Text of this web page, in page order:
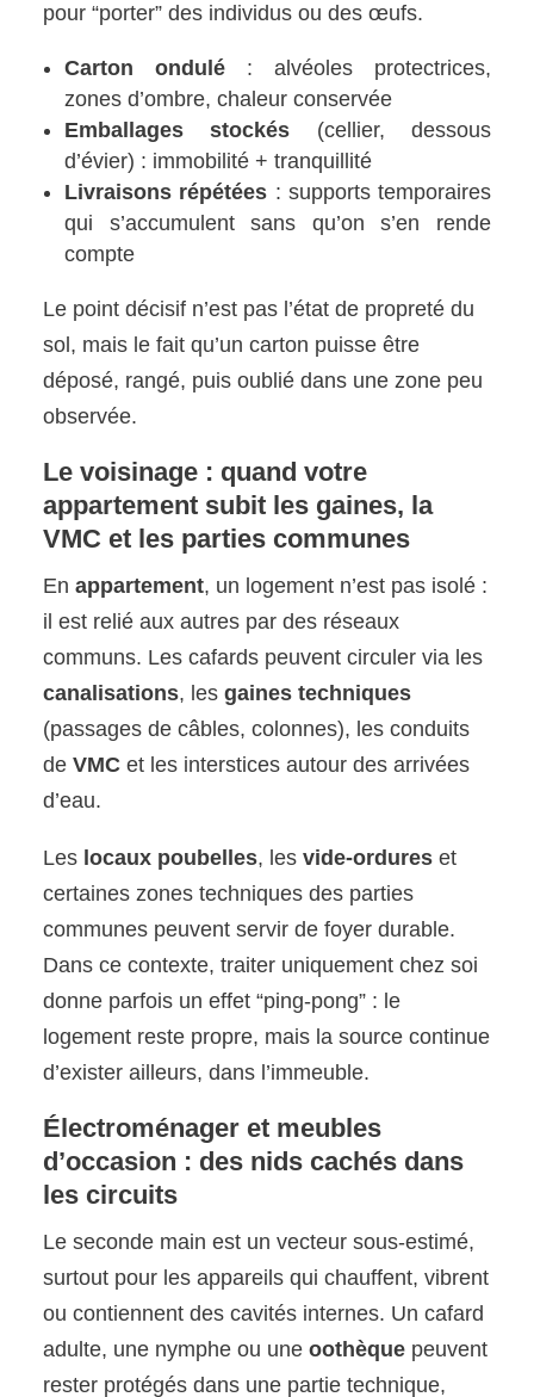
pour “porter” des individus ou des œufs.
Carton ondulé: alvéoles protectrices,
zones d’ombre, chaleur conservée
Emballages stockés (cellier, dessous
d’évier) : immobilité + tranquillité
Livraisons répétées : supports temporaires
qui s’accumulent sans qu’on s’en rende
compte
Le point décisif n’est pas l’état de propreté du
sol, mais le fait qu’un carton puisse être
déposé, rangé, puis oublié dans une zone peu
observée.
Le voisinage : quand votre
appartement subit les gaines, la
VMC et les parties communes
En appartement, un logement n’est pas isolé :
il est relié aux autres par des réseaux
communs. Les cafards peuvent circuler via les
canalisations, les gaines techniques
(passages de câbles, colonnes), les conduits
de VMCet les interstices autour des arrivées
d’eau.
Les locaux poubelles, les vide-ordureset
certaines zones techniques des parties
communes peuvent servir de foyer durable.
Dans ce contexte, traiter uniquement chez soi
donne parfois un effet “ping-pong” : le
logement reste propre, mais la source continue
d’exister ailleurs, dans l’immeuble.
Électroménager et meubles
d’occasion : des nids cachés dans
les circuits
Le seconde main est un vecteur sous-estimé,
surtout pour les appareils qui chauffent, vibrent
ou contiennent des cavités internes. Un cafard
adulte, une nymphe ou une oothèquepeuvent
rester protégés dans une partie technique,